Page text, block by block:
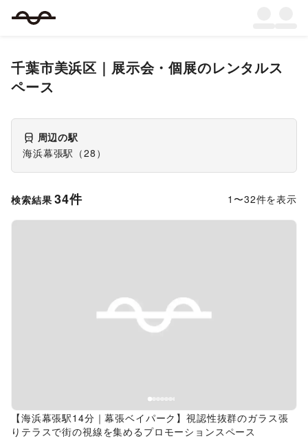
千葉市美浜区 ｜ 展示会・個展のレンタルス
ペース
周辺の駅
海浜幕張駅 （28 ）
検索結果 34件 1 〜32件を表示
Previous slide
【海浜幕張駅14分｜幕張ベイパーク】視認性抜群のガラス張
りテラスで街の視線を集めるプロモーションスペース